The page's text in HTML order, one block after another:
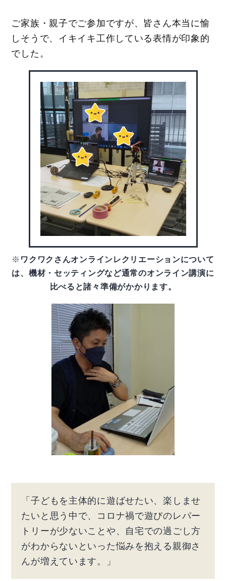
ご家族・親子でご参加ですが、皆さん本当に愉
しそうで、イキイキ工作している表情が印象的
でした。
※ ワクワクさんオンラインレクリエーションについて
は、機材・セッティングなど通常のオンライン講演に
比べると諸々準備がかかります。
「子どもを主体的に遊ばせたい、楽しませ
たいと思う中で、コロナ禍で遊びのレパー
トリーが少ないことや、自宅での過ごし方
がわからないといった悩みを抱える親御さ
んが増えています。」